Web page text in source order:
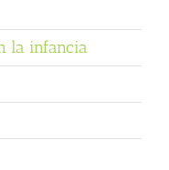
la infancia